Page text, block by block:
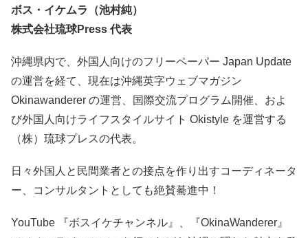
ボス・イケムラ（池村純）
株式会社琉球Press 代表
沖縄県内で、外国人向けのフリーペーパー Japan Update
の運営を経て、現在は沖縄英字ウェブマガジン
Okinawanderer の運営、国際交流プログラム開催、およ
び外国人向けライフスタイルサイト Okistyle を運営する
（株）琉球プレスの代表。
日々外国人と民間業者との接点を作り出すコーディネータ
ー、コンサルタントとしても絶賛驀進中！
YouTube 『ボスイケチャンネル』、『OkinaWanderer』